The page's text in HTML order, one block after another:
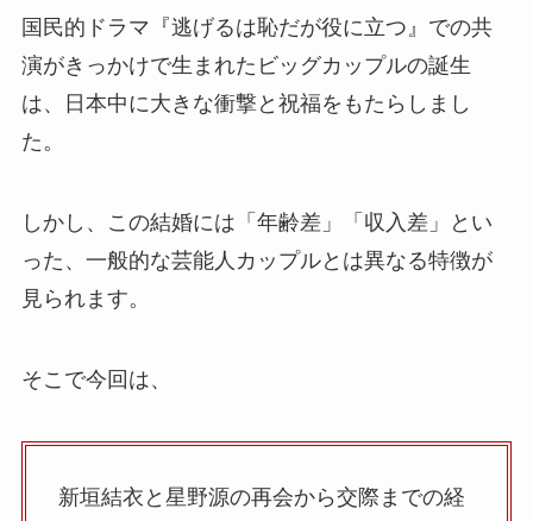
国民的ドラマ『逃げるは恥だが役に立つ』での共
演がきっかけで生まれたビッグカップルの誕生
は、日本中に大きな衝撃と祝福をもたらしまし
た。
しかし、この結婚には「年齢差」「収入差」とい
った、一般的な芸能人カップルとは異なる特徴が
見られます。
そこで今回は、
新垣結衣と星野源の再会から交際までの経